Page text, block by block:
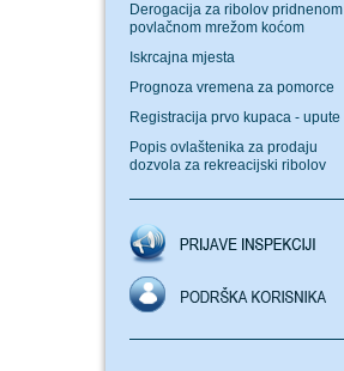
Derogacija za ribolov pridnenom
povlačnom mrežom koćom
Iskrcajna mjesta
Prognoza vremena za pomorce
Registracija prvo kupaca - upute
Popis ovlaštenika za prodaju
dozvola za rekreacijski ribolov